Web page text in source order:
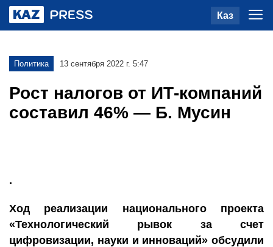
Каз
Политика 13 сентября 2022 г. 5:47
Рост налогов от ИТ-компаний
составил 46% — Б. Мусин
.
Ход реализации национального проекта
«Технологический рывок за счет
цифровизации, науки и инноваций» обсудили